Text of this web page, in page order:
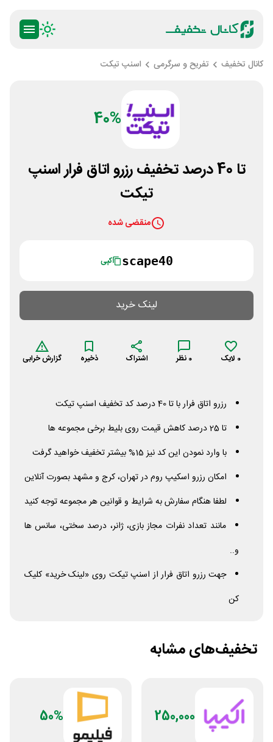
کانال تخفیف تفریح و سرگرمی اسنپ تیکت
40%
تا 40 درصد تخفیف رزرو اتاق فرار اسنپ
تیکت
منقضی شده
scape40 کپی
لینک خرید
0 لایک 0 نظر اشتراک ذخیره گزارش خرابی
رزرو اتاق فرار با تا 40 درصد کد تخفیف اسنپ تیکت
تا 25 درصد کاهش قیمت روی بلیط برخی مجموعه ها
با وارد نمودن این کد نیز 15% بیشتر تخفیف خواهید گرفت
امکان رزرو اسکیپ روم در تهران، کرج و مشهد بصورت آنلاین
لطفا هنگام سفارش به شرایط و قوانین هر مجموعه توجه کنید
مانند تعداد نفرات مجاز بازی، ژانر، درصد سختی، سانس ها
و..
جهت رزرو اتاق فرار از اسنپ تیکت روی «لینک خرید» کلیک
کن
تخفیف‌های مشابه
250,000
50%